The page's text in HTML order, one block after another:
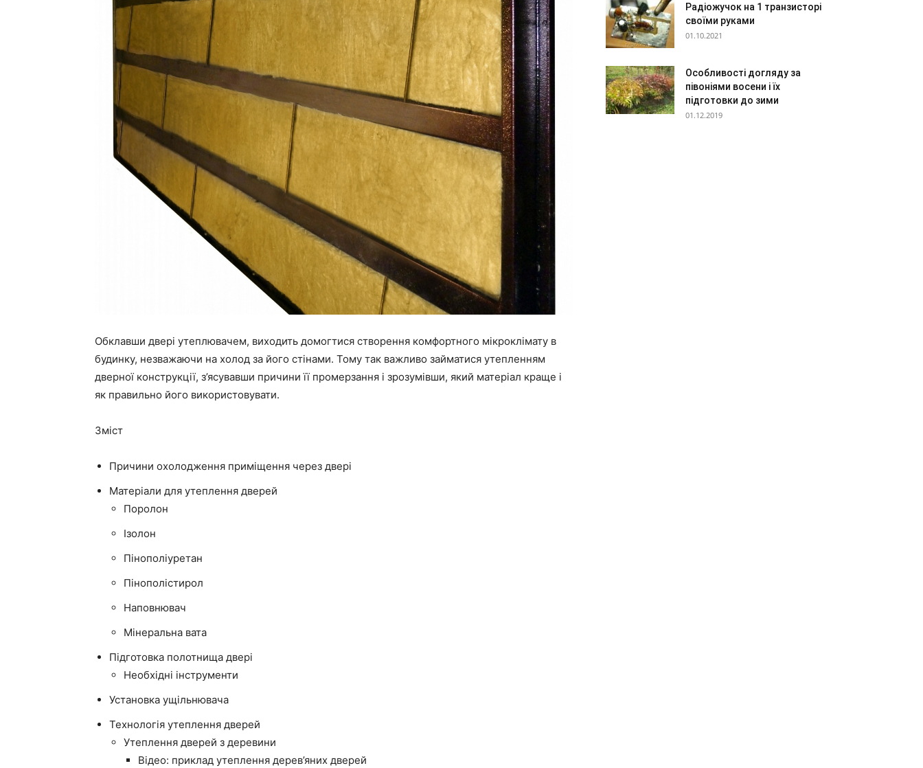
Обклавши двері утеплювачем, виходить домогтися створення комфортного мікроклімату в
будинку, незважаючи на холод за його стінами. Тому так важливо займатися утепленням
дверної конструкції, з’ясувавши причини її промерзання і зрозумівши, який матеріал краще і
як правильно його використовувати.
Зміст
Причини охолодження приміщення через двері
Матеріали для утеплення дверей
Поролон
Ізолон
Пінополіуретан
Пінополістирол
Наповнювач
Мінеральна вата
Підготовка полотнища двері
Необхідні інструменти
Установка ущільнювача
Технологія утеплення дверей
Утеплення дверей з деревини
Відео: приклад утеплення дерев’яних дверей
Радіожучок на 1 транзисторі
своїми руками
01.10.2021
Особливості догляду за
півоніями восени і їх
підготовки до зими
01.12.2019